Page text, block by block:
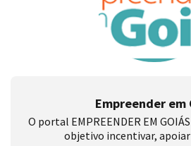
Empreender em
O portal EMPREENDER EM
objetivo incentivar, apoiar